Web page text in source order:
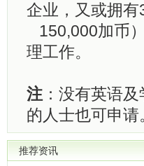
企业，又或拥有
150,000加币
理工作。
注 ：没有英语
的人士也可申请
推荐资讯